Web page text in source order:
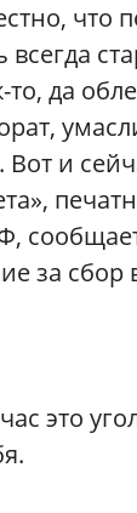
что
да
и
за сбор
это